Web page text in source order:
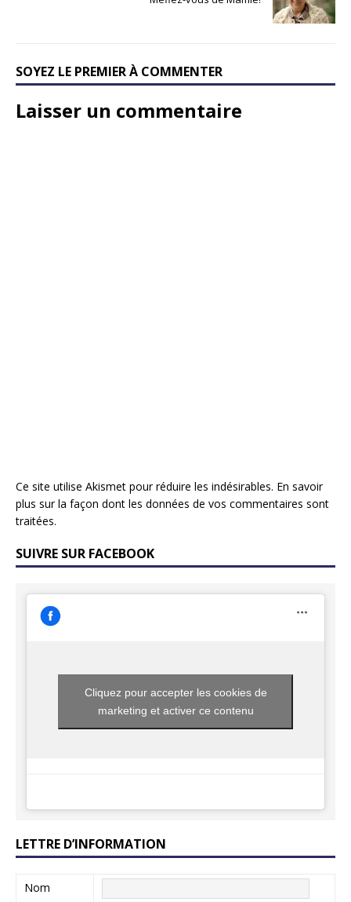
SOYEZ LE PREMIER À COMMENTER
Laisser un commentaire
Ce site utilise Akismet pour réduire les indésirables. En savoir
plus sur la façon dont les données de vos commentaires sont
traitées.
SUIVRE SUR FACEBOOK
Cliquez pour accepter les cookies de
marketing et activer ce contenu
LETTRE D’INFORMATION
Nom